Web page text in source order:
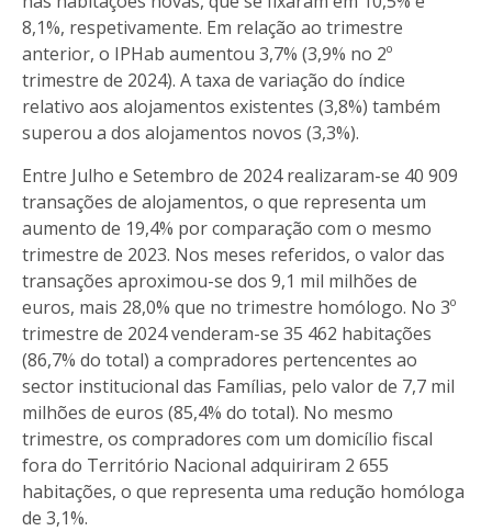
8,1%, respetivamente. Em relação ao trimestre
anterior, o IPHab aumentou 3,7% (3,9% no 2º
trimestre de 2024). A taxa de variação do índice
relativo aos alojamentos existentes (3,8%) também
superou a dos alojamentos novos (3,3%).
Entre Julho e Setembro de 2024 realizaram-se 40 909
transações de alojamentos, o que representa um
aumento de 19,4% por comparação com o mesmo
trimestre de 2023. Nos meses referidos, o valor das
transações aproximou-se dos 9,1 mil milhões de
euros, mais 28,0% que no trimestre homólogo. No 3º
trimestre de 2024 venderam-se 35 462 habitações
(86,7% do total) a compradores pertencentes ao
sector institucional das Famílias, pelo valor de 7,7 mil
milhões de euros (85,4% do total). No mesmo
trimestre, os compradores com um domicílio fiscal
fora do Território Nacional adquiriram 2 655
habitações, o que representa uma redução homóloga
de 3,1%.